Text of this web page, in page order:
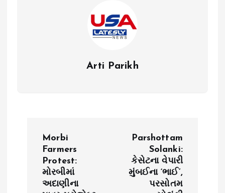
Arti Parikh
Morbi
Farmers
Protest:
મોરબીમાં
અદાણીના
Parshottam
Solanki:
કેસેટના વેપારી
મુંબઈના ‘ભાઈ’,
પરસોતમ